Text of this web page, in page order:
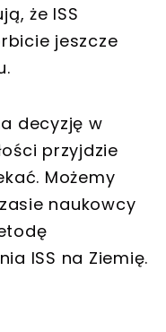
że ISS
jeszcze
decyzję w
przyjdzie
Możemy
naukowcy
ISS na Ziemię.